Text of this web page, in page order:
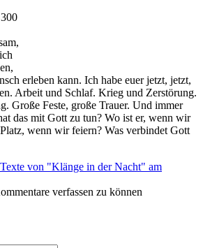
erleben kann. Ich habe euer jetzt, jetzt,
Arbeit und Schlaf. Krieg und Zerstörung.
Große Feste, große Trauer. Und immer
das mit Gott zu tun? Wo ist er, wenn wir
wenn wir feiern? Was verbindet Gott
von "Klänge in der Nacht" am
verfassen zu können